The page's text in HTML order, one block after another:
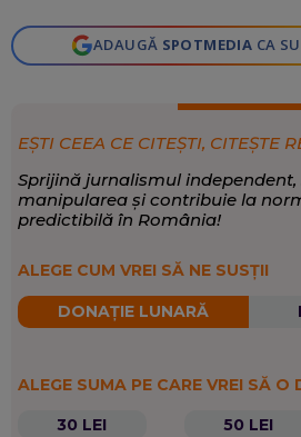
ADAUGĂ SPOTMEDIA CA
EȘTI CEEA CE CITEȘTI, CITEȘTE
Sprijină jurnalismul
manipularea și contribuie la
predictibilă în România!
ALEGE CUM VREI SĂ NE SUSȚII
DONAȚIE LUNARĂ
ALEGE SUMA PE CARE VREI SĂ O
30 LEI
50 LEI